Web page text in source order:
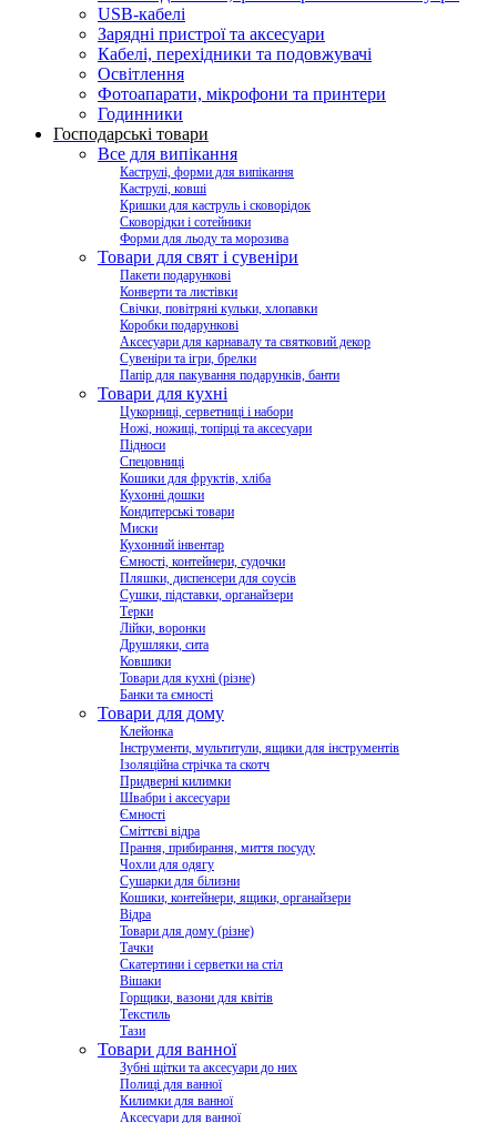
USB-кабелі
Зарядні пристрої та аксесуари
Кабелі, перехідники та подовжувачі
Освітлення
Фотоапарати, мікрофони та принтери
Годинники
Господарські товари
Все для випікання
Каструлі, форми для випікання
Каструлі, ковші
Кришки для каструль і сковорідок
Сковорідки і сотейники
Форми для льоду та морозива
Товари для свят і сувеніри
Пакети подарункові
Конверти та листівки
Свічки, повітряні кульки, хлопавки
Коробки подарункові
Аксесуари для карнавалу та святковий декор
Сувеніри та ігри, брелки
Папір для пакування подарунків, банти
Товари для кухні
Цукорниці, серветниці і набори
Ножі, ножиці, топірці та аксесуари
Підноси
Спецовниці
Кошики для фруктів, хліба
Кухонні дошки
Кондитерські товари
Миски
Кухонний інвентар
Ємності, контейнери, судочки
Пляшки, диспенсери для соусів
Сушки, підставки, органайзери
Терки
Лійки, воронки
Друшляки, сита
Ковшики
Товари для кухні (різне)
Банки та ємності
Товари для дому
Клейонка
Інструменти, мультитули, ящики для інструментів
Ізоляційна стрічка та скотч
Придверні килимки
Швабри і аксесуари
Ємності
Сміттєві відра
Прання, прибирання, миття посуду
Чохли для одягу
Сушарки для білизни
Кошики, контейнери, ящики, органайзери
Відра
Товари для дому (різне)
Тачки
Скатертини і серветки на стіл
Вішаки
Горщики, вазони для квітів
Текстиль
Тази
Товари для ванної
Зубні щітки та аксесуари до них
Полиці для ванної
Килимки для ванної
Аксесуари для ванної